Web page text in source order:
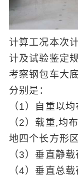
计算工况本次
计及试验鉴定
考察钢包车大
分别是：
（1）自重以
（2）载重,均
地四个长方形
（3）垂直静
（4）垂直总